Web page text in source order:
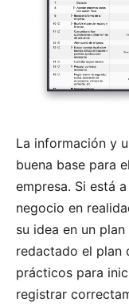
La información y
buena base para
empresa. Si está
negocio en
su idea en un
redactado el plan
prácticos para
registrar